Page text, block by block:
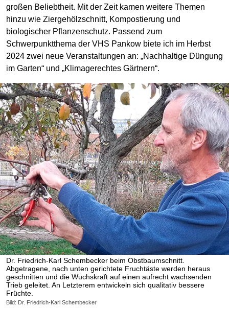
Dr. Friedrich-Karl Schembecker beim Obstbaumschnitt.
Abgetragene, nach unten gerichtete Fruchtäste werden heraus
geschnitten und die Wuchskraft auf einen aufrecht wachsenden
Trieb geleitet. An Letzterem entwickeln sich qualitativ bessere
Früchte.
Bild: Dr. Friedrich-Karl Schembecker
großen Beliebtheit. Mit der Zeit kamen weitere Themen
hinzu wie Ziergehölzschnitt, Kompostierung und
biologischer Pflanzenschutz. Passend zum
Schwerpunktthema der VHS Pankow biete ich im Herbst
2024 zwei neue Veranstaltungen an: „Nachhaltige Düngung
im Garten“ und „Klimagerechtes Gärtnern“.